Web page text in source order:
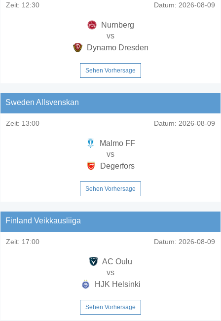
Zeit: 12:30 Datum: 2026-08-09
Nurnberg
vs
Dynamo Dresden
Sehen Vorhersage
Sweden Allsvenskan
Zeit: 13:00 Datum: 2026-08-09
Malmo FF
vs
Degerfors
Sehen Vorhersage
Finland Veikkausliiga
Zeit: 17:00 Datum: 2026-08-09
AC Oulu
vs
HJK Helsinki
Sehen Vorhersage